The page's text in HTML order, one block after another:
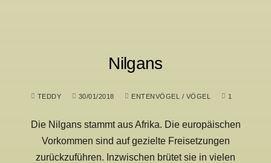
Nilgans
TEDDY 30/01/2018 ENTENVÖGEL / VÖGEL 1
Die Nilgans stammt aus Afrika. Die europäischen
Vorkommen sind auf gezielte Freisetzungen
zurückzuführen. Inzwischen brütet sie in vielen